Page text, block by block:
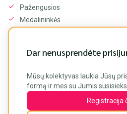
Pažengusios
Medalininkės
Dar nenusprendėte
Mūsų kolektyvas laukia Jūsų
formą ir mes su Jumis
Registracija